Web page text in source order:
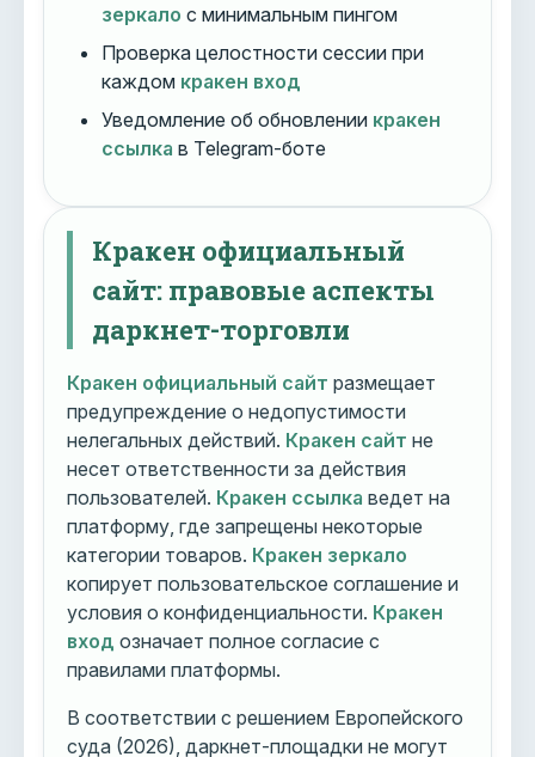
зеркало с минимальным пингом
Проверка целостности сессии при
каждом кракен вход
Уведомление об обновлении кракен
ссылка в Telegram-боте
Кракен официальный
сайт: правовые аспекты
даркнет-торговли
Кракен официальный сайт размещает
предупреждение о недопустимости
нелегальных действий. Кракен сайт не
несет ответственности за действия
пользователей. Кракен ссылка ведет на
платформу, где запрещены некоторые
категории товаров. Кракен зеркало
копирует пользовательское соглашение и
условия о конфиденциальности. Кракен
вход означает полное согласие с
правилами платформы.
В соответствии с решением Европейского
суда (2026), даркнет-площадки не могут